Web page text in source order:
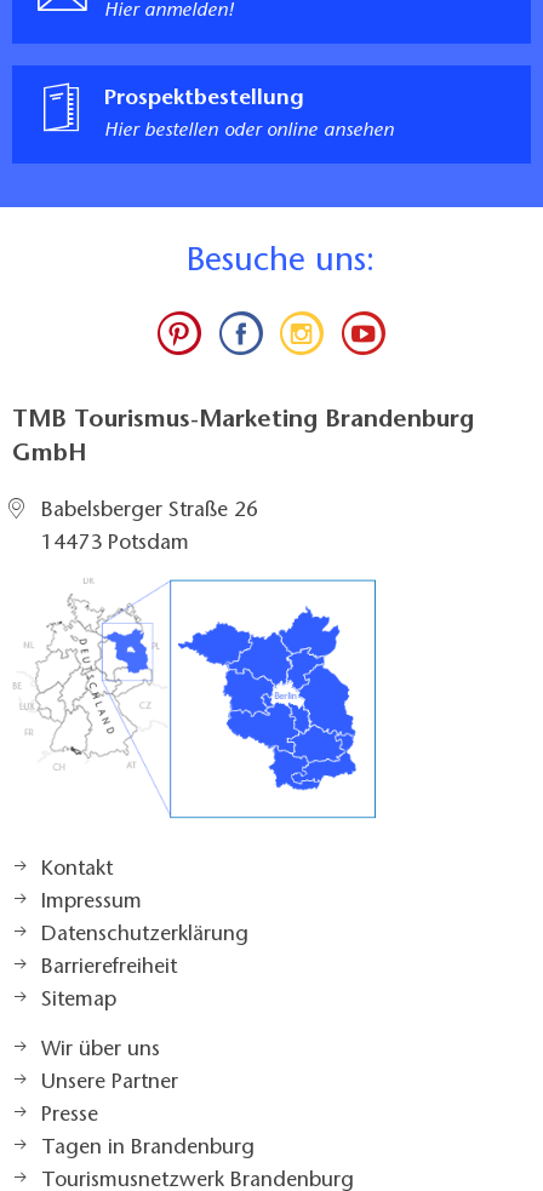
Hier anmelden!
Prospektbestellung
Hier bestellen oder online ansehen
Besuche uns:
TMB Tourismus-Marketing Brandenburg
GmbH
Babelsberger Straße 26
14473 Potsdam
Kontakt
Impressum
Datenschutzerklärung
Barrierefreiheit
Sitemap
Wir über uns
Unsere Partner
Presse
Tagen in Brandenburg
Tourismusnetzwerk Brandenburg